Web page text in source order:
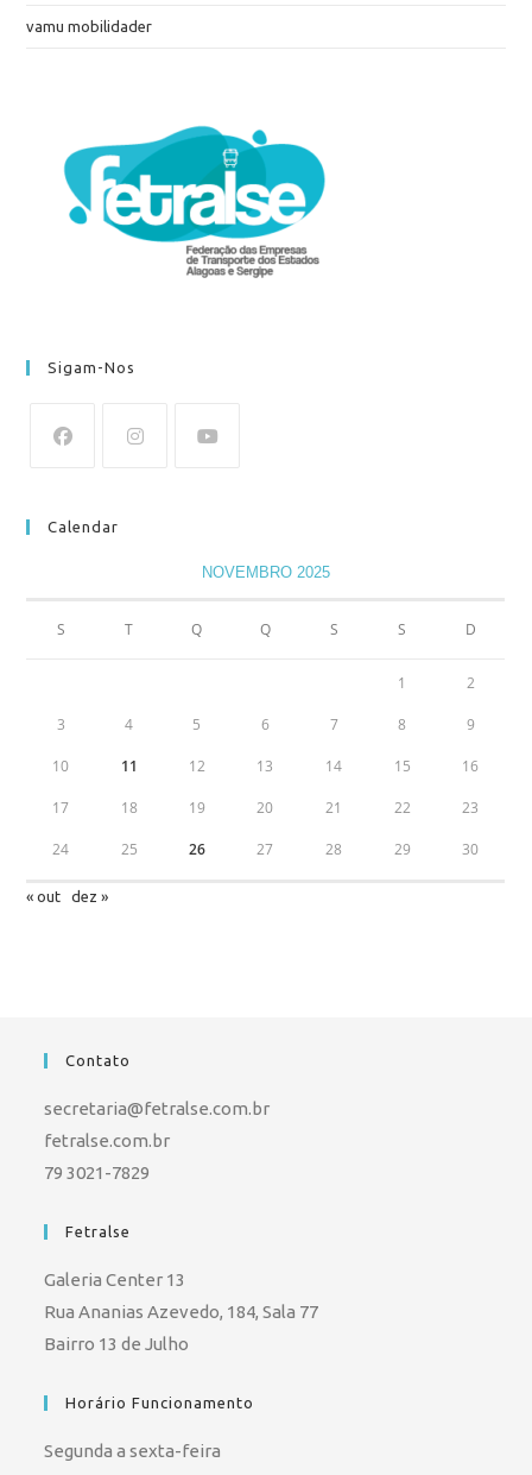
vamu mobilidader
Sigam-Nos
Calendar
NOVEMBRO 2025
S T Q Q S S D
1 2
3 4 5 6 7 8 9
10 11 12 13 14 15 16
17 18 19 20 21 22 23
24 25 26 27 28 29 30
« out dez »
Contato
secretaria@fetralse.com.br
fetralse.com.br
79 3021-7829
Fetralse
Galeria Center 13
Rua Ananias Azevedo, 184, Sala 77
Bairro 13 de Julho
Horário Funcionamento
Segunda a sexta-feira